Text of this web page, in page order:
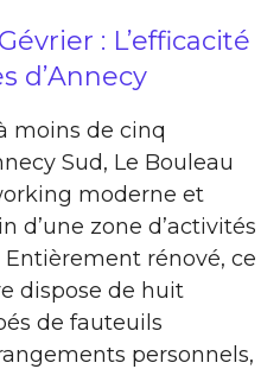
: L’efficacité
d’Annecy
moins de cinq
Sud, Le Bouleau
moderne et
d’une zone d’activités
rénové, ce
dispose de huit
de fauteuils
personnels,